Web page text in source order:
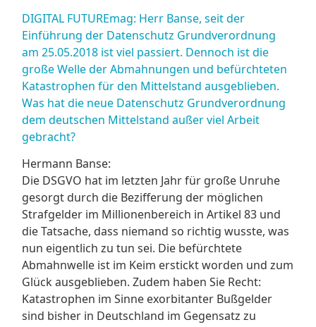
DIGITAL FUTUREmag: Herr Banse, seit der
Einführung der Datenschutz Grundverordnung
am 25.05.2018 ist viel passiert. Dennoch ist die
große Welle der Abmahnungen und befürchteten
Katastrophen für den Mittelstand ausgeblieben.
Was hat die neue Datenschutz Grundverordnung
dem deutschen Mittelstand außer viel Arbeit
gebracht?
Hermann Banse:
Die DSGVO hat im letzten Jahr für große Unruhe
gesorgt durch die Bezifferung der möglichen
Strafgelder im Millionenbereich in Artikel 83 und
die Tatsache, dass niemand so richtig wusste, was
nun eigentlich zu tun sei. Die befürchtete
Abmahnwelle ist im Keim erstickt worden und zum
Glück ausgeblieben. Zudem haben Sie Recht:
Katastrophen im Sinne exorbitanter Bußgelder
sind bisher in Deutschland im Gegensatz zu